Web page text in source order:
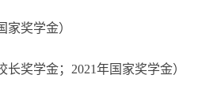
家奖学金）
长奖学金；2021年国家奖学金）